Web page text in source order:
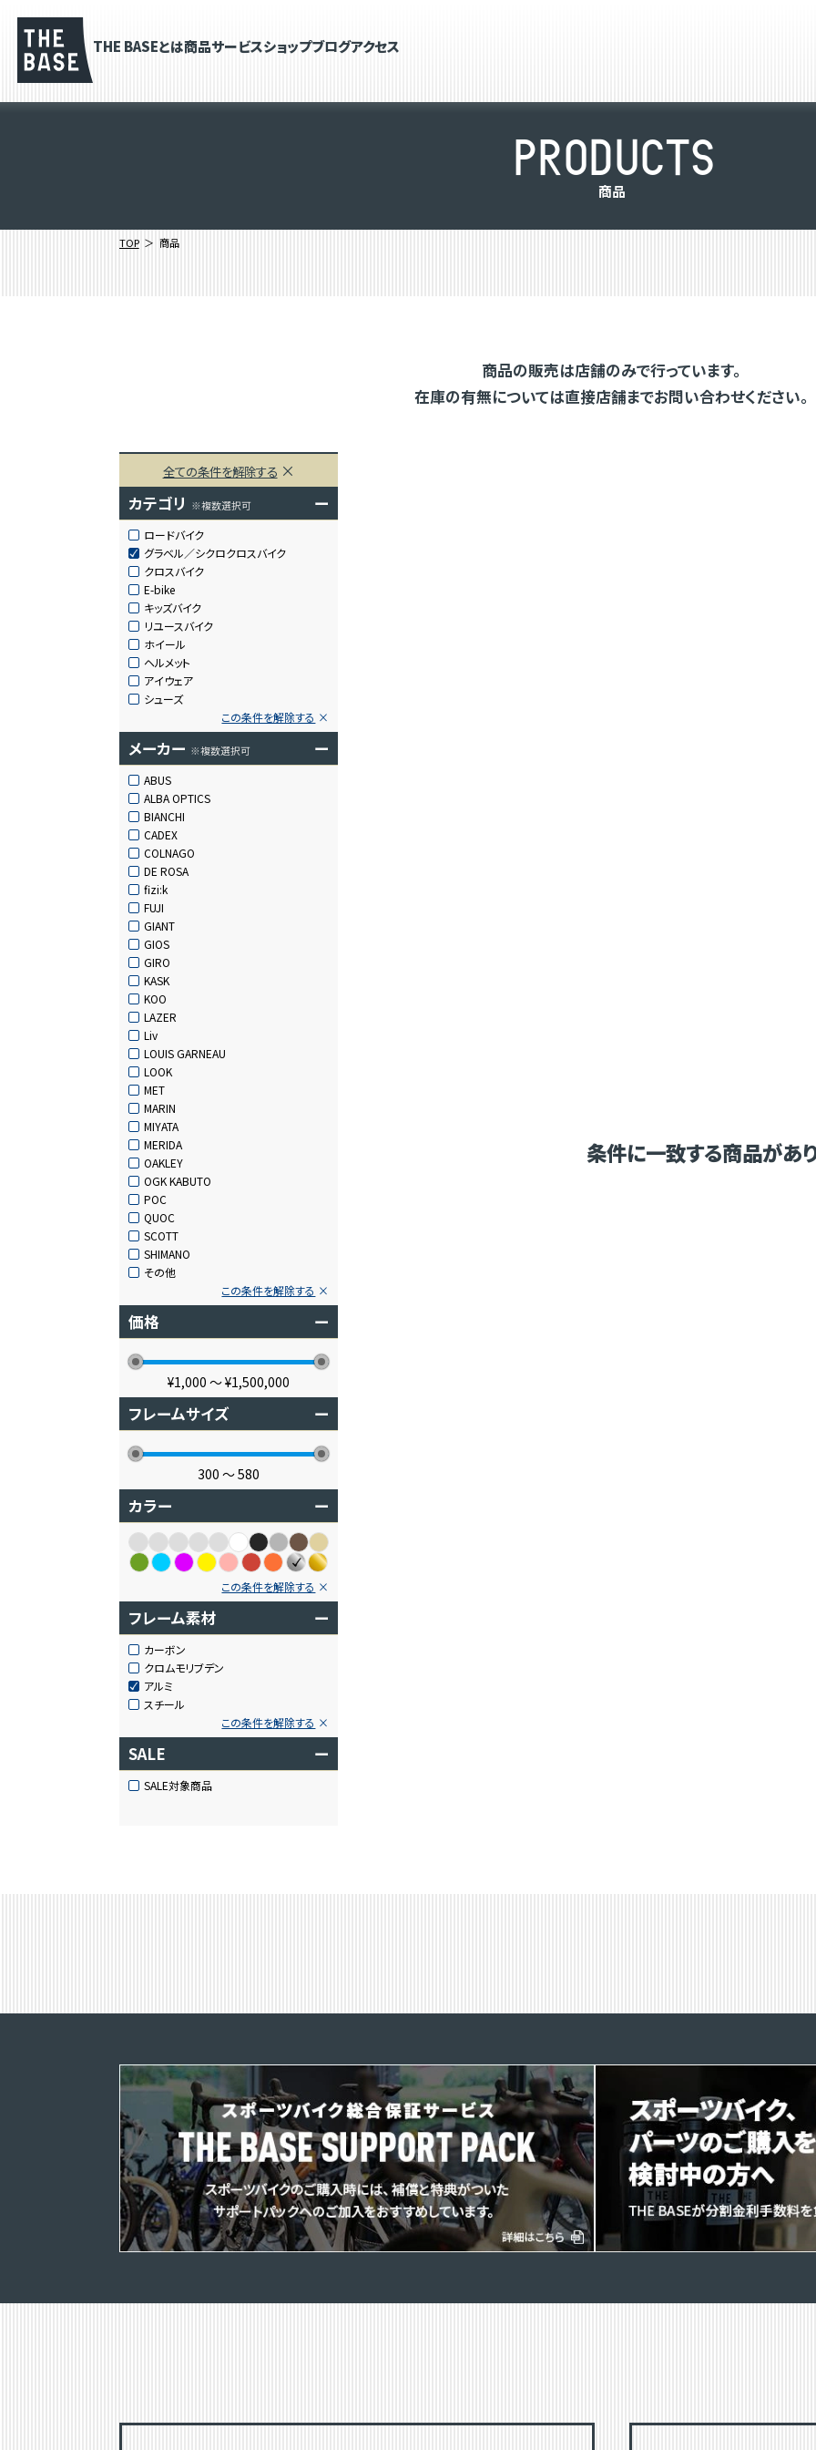
THE BASEとは商品サービスショップブログアクセス
PRODUCTS
商品
TOP 商品
商品の販売は店舗のみで行っています。
在庫の有無については直接店舗までお問い合わせください。
全ての条件を解除する
カテゴリ ※複数選択可 ー
ロードバイク
グラベル／シクロクロスバイク
クロスバイク
E-bike
キッズバイク
リユースバイク
ホイール
ヘルメット
アイウェア
シューズ
この条件を解除する
メーカー ※複数選択可 ー
ABUS
ALBA OPTICS
BIANCHI
CADEX
COLNAGO
DE ROSA
fizi:k
FUJI
GIANT
GIOS
GIRO
KASK
KOO
LAZER
Liv
LOUIS GARNEAU
LOOK
MET
MARIN
MIYATA
MERIDA
OAKLEY
OGK KABUTO
POC
QUOC
SCOTT
SHIMANO
その他
この条件を解除する
価格 ー
¥1,000 〜¥1,500,000
フレームサイズ ー
300 〜580
カラー ー
この条件を解除する
フレーム素材 ー
カーボン
クロムモリブデン
アルミ
スチール
この条件を解除する
SALE ー
SALE対象商品
条件に一致する商品があ